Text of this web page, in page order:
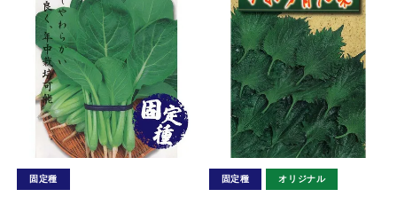
固定種 固定種 オリジナル